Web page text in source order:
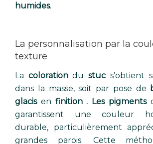
humides.
La personnalisation par la
texture
La colorationdustuc s’obtient
dans la masse, soit par pose de
glacisen finition . Les pigments
garantissent une couleur
durable, particulièrement
grandes parois. Cette